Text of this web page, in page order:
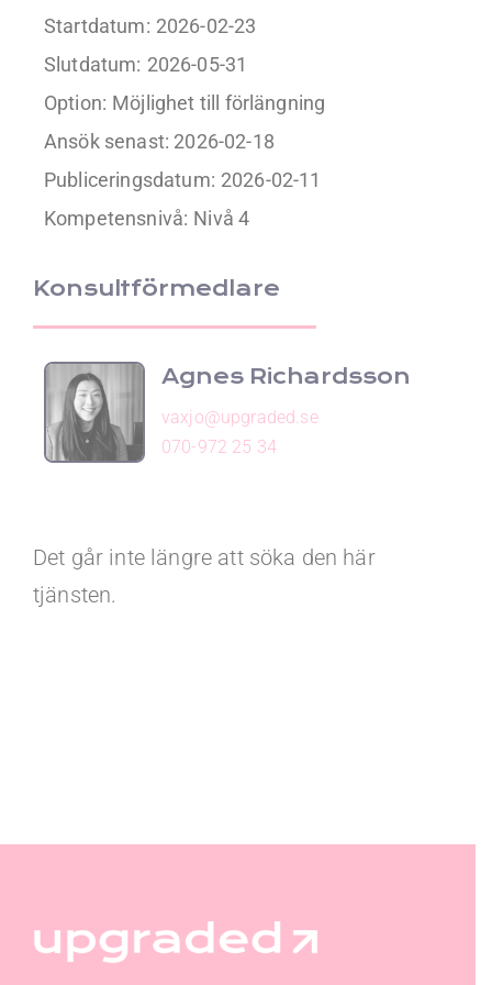
Startdatum: 2026-02-23
Slutdatum: 2026-05-31
Option: Möjlighet till förlängning
Ansök senast: 2026-02-18
Publiceringsdatum: 2026-02-11
Kompetensnivå: Nivå 4
Konsultförmedlare
Agnes Richardsson
vaxjo@upgraded.se
070-972 25 34
Det går inte längre att söka den här
tjänsten.